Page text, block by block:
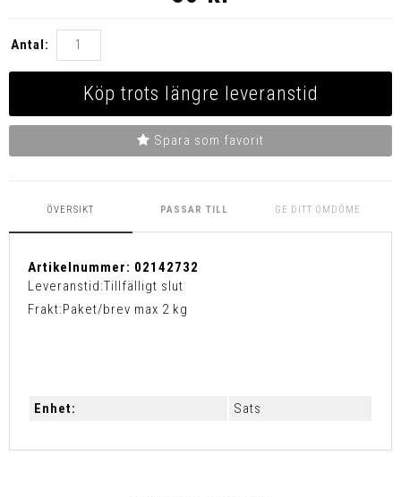
Antal:
Köp trots längre leveranstid
Spara som favorit
ÖVERSIKT PASSAR TILL GE DITT OMDÖME
Artikelnummer: 02142732
Leveranstid:Tillfälligt slut
Frakt:Paket/brev max 2 kg
Enhet: Sats